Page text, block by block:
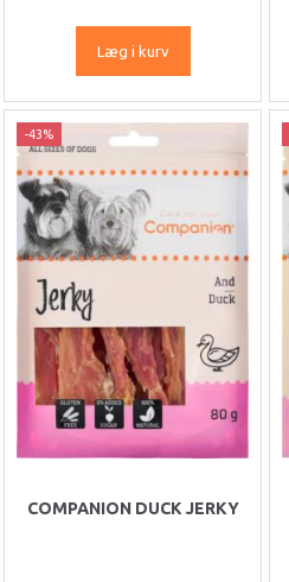
Læg i kurv
-43%
COMPANION DUCK JERKY